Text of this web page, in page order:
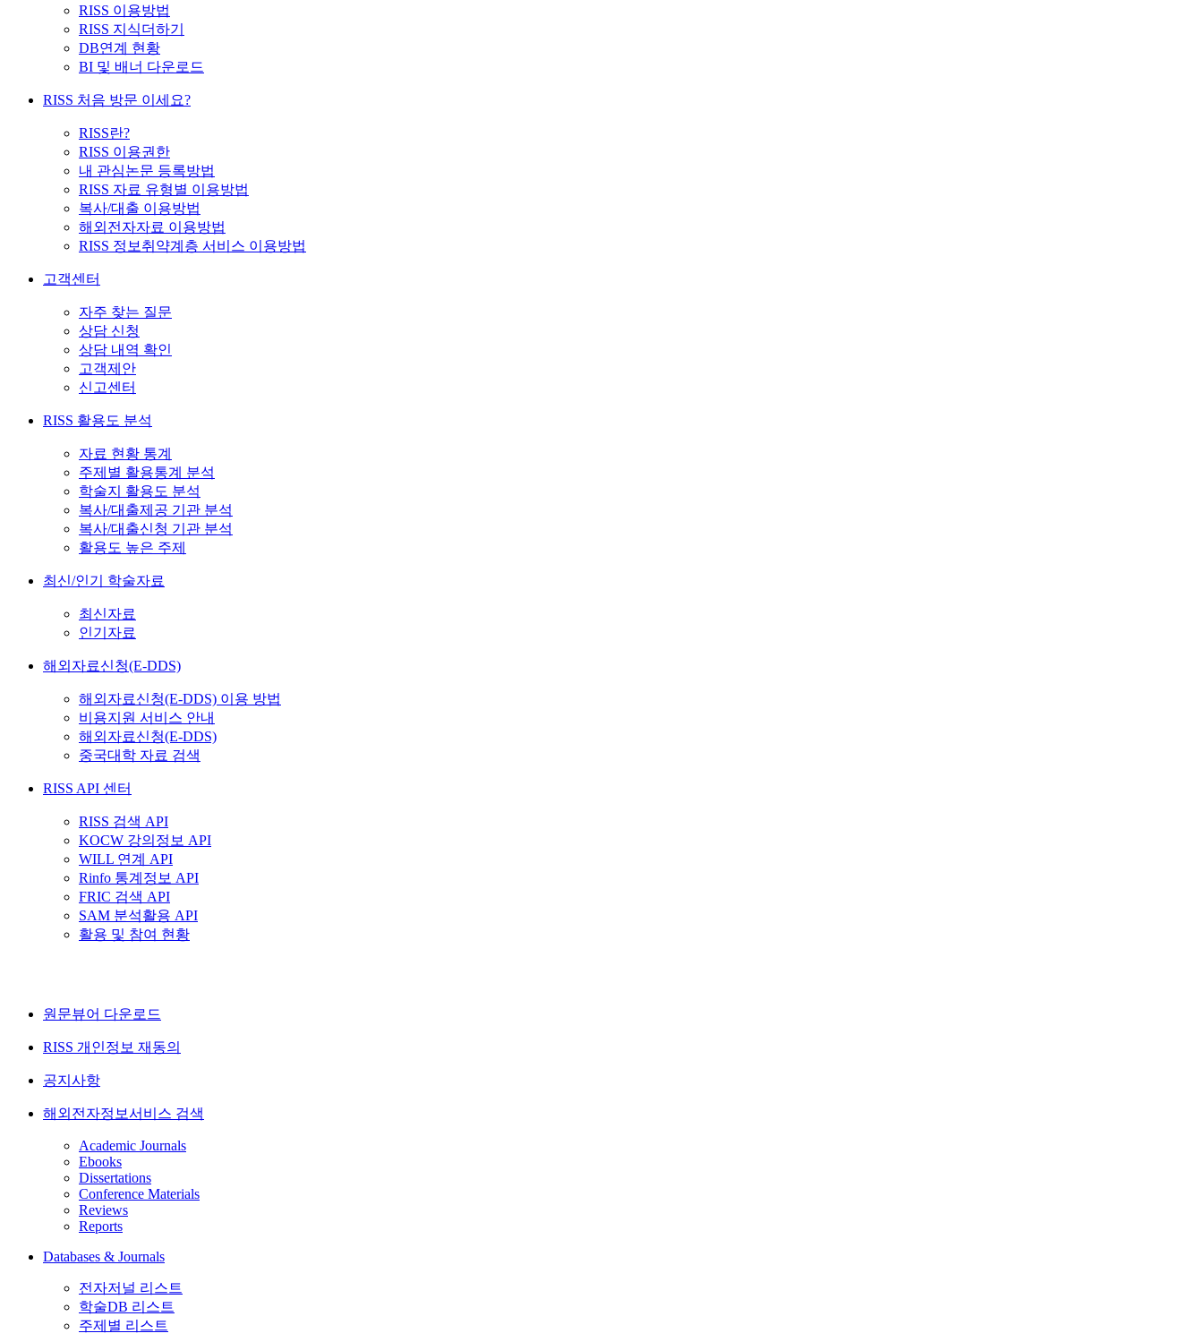
RISS 이용방법
RISS 지식더하기
DB연계 현황
BI 및 배너 다운로드
RISS 처음 방문 이세요?
RISS란?
RISS 이용권한
내 관심논문 등록방법
RISS 자료 유형별 이용방법
복사/대출 이용방법
해외전자자료 이용방법
RISS 정보취약계층 서비스 이용방법
고객센터
자주 찾는 질문
상담 신청
상담 내역 확인
고객제안
신고센터
RISS 활용도 분석
자료 현황 통계
주제별 활용통계 분석
학술지 활용도 분석
복사/대출제공 기관 분석
복사/대출신청 기관 분석
활용도 높은 주제
최신/인기 학술자료
최신자료
인기자료
해외자료신청(E-DDS)
해외자료신청(E-DDS) 이용 방법
비용지원 서비스 안내
해외자료신청(E-DDS)
중국대학 자료 검색
RISS API 센터
RISS 검색 API
KOCW 강의정보 API
WILL 연계 API
Rinfo 통계정보 API
FRIC 검색 API
SAM 분석활용 API
활용 및 참여 현황
원문뷰어 다운로드
RISS 개인정보 재동의
공지사항
해외전자정보서비스 검색
Academic Journals
Ebooks
Dissertations
Conference Materials
Reviews
Reports
Databases & Journals
전자저널 리스트
학술DB 리스트
주제별 리스트